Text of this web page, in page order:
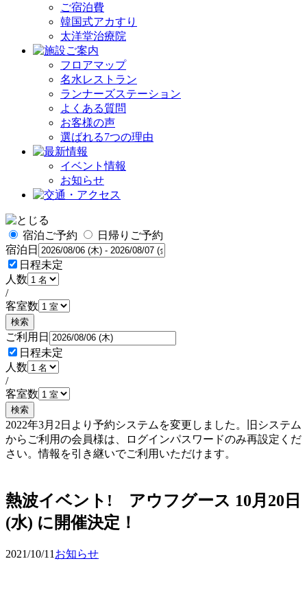
ご宿泊費
韓国式アカすり
太洋堂治療院
フロアマップ
名水レストラン
ランナーズステーション
よくある質問
お客様の声
選ばれる7つの理由
イベント情報
お知らせ
宿泊ご予約
日帰りご予約
宿泊日
日程未定
人数
/
客室数
検索
ご利用日
日程未定
人数
/
客室数
検索
2022年3月2日より予約システムを変更しました。旧システム
からご利用の会員様は、ログインパスワードのみ再設定くだ
さい。情報を引き継いでご利用いただけます。
熱波イベント! アウフグース 10月20日
(水) に開催決定！
2021/10/11 お知らせ